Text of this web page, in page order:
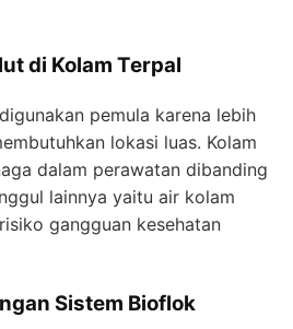
di Kolam Terpal
pemula karena lebih
lokasi luas. Kolam
dalam perawatan dibanding
lainnya yaitu air kolam
gangguan kesehatan
Sistem Bioflok